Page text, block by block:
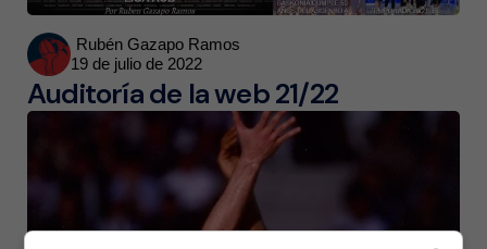
Posted
by
Rubén Gazapo Ramos
19 de julio de 2022
Auditoría de la web 21/22